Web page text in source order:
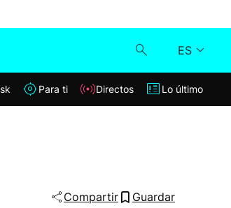
ES
Klisk
Para ti Directos Lo último
Compartir Guardar